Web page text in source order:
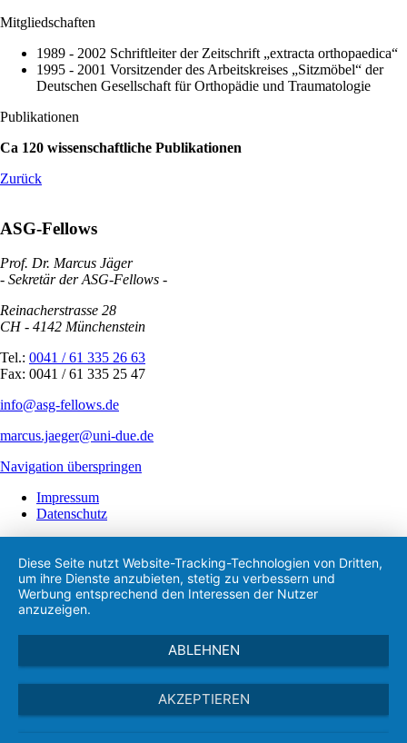
Mitgliedschaften
1989 - 2002 Schriftleiter der Zeitschrift „extracta orthopaedica“
1995 - 2001 Vorsitzender des Arbeitskreises „Sitzmöbel“ der
Deutschen Gesellschaft für Orthopädie und Traumatologie
Publikationen
Ca 120 wissenschaftliche Publikationen
Zurück
ASG-Fellows
Prof. Dr. Marcus Jäger
- Sekretär der ASG-Fellows -
Reinacherstrasse 28
CH - 4142 Münchenstein
Tel.: 0041 / 61 335 26 63
Fax: 0041 / 61 335 25 47
info@asg-fellows.de
marcus.jaeger@uni-due.de
Navigation überspringen
Impressum
Datenschutz
Diese Seite nutzt Website-Tracking-Technologien von Dritten,
um ihre Dienste anzubieten, stetig zu verbessern und
Werbung entsprechend den Interessen der Nutzer
anzuzeigen.
ABLEHNEN
AKZEPTIEREN